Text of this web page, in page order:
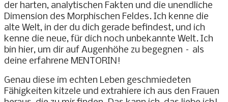
der harten, analytischen Fakten und die unendliche
Dimension des Morphischen Feldes. Ich kenne die
alte Welt, in der du dich gerade befindest, und ich
kenne die neue, für dich noch unbekannte Welt. Ich
bin hier, um dir auf Augenhöhe zu begegnen – als
deine erfahrene MENTORIN!
Genau diese im echten Leben geschmiedeten
Fähigkeiten kitzele und extrahiere ich aus den Frauen